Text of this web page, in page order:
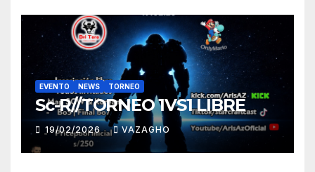
EVENTO NEWS TORNEO
Sc-R//TORNEO 1VS1 LIBRE
19/02/2026 VAZAGHO